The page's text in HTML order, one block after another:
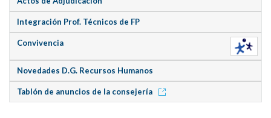
Integración Prof. Técnicos de FP
Convivencia
Novedades D.G. Recursos Humanos
Tablón de anuncios de la consejería